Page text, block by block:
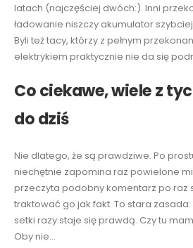
latach (najczęściej dwóch:). Inni
ładowanie niszczy akumulator
Byli też tacy, którzy z pełnym
elektrykiem praktycznie nie da się
Co ciekawe, wiele z
do dziś
Nie dlatego, że są prawdziwe. Po
niechętnie zapomina raz powielone
przeczyta podobny komentarz po raz
traktować go jak fakt. To stara
setki razy staje się prawdą. Czy tu
Oby nie…